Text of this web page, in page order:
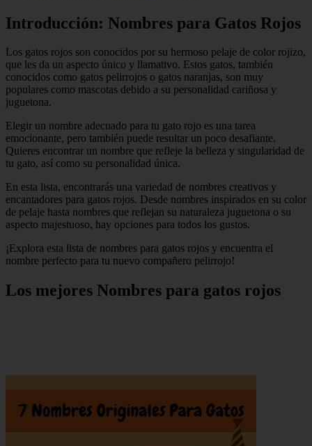
Introducción: Nombres para Gatos Rojos
Los gatos rojos son conocidos por su hermoso pelaje de color rojizo,
que les da un aspecto único y llamativo. Estos gatos, también
conocidos como gatos pelirrojos o gatos naranjas, son muy
populares como mascotas debido a su personalidad cariñosa y
juguetona.
Elegir un nombre adecuado para tu gato rojo es una tarea
emocionante, pero también puede resultar un poco desafiante.
Quieres encontrar un nombre que refleje la belleza y singularidad de
tu gato, así como su personalidad única.
En esta lista, encontrarás una variedad de nombres creativos y
encantadores para gatos rojos. Desde nombres inspirados en su color
de pelaje hasta nombres que reflejan su naturaleza juguetona o su
aspecto majestuoso, hay opciones para todos los gustos.
¡Explora esta lista de nombres para gatos rojos y encuentra el
nombre perfecto para tu nuevo compañero pelirrojo!
Los mejores Nombres para gatos rojos